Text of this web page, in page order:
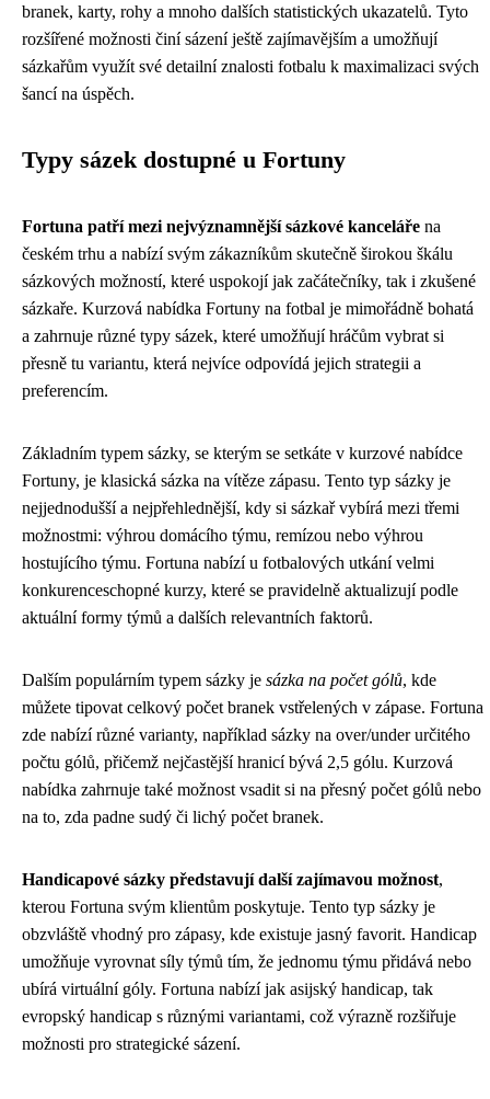
branek, karty, rohy a mnoho dalších statistických ukazatelů. Tyto
rozšířené možnosti činí sázení ještě zajímavějším a umožňují
sázkařům využít své detailní znalosti fotbalu k maximalizaci svých
šancí na úspěch.
Typy sázek dostupné u Fortuny
Fortuna patří mezi nejvýznamnější sázkové kanceláře na
českém trhu a nabízí svým zákazníkům skutečně širokou škálu
sázkových možností, které uspokojí jak začátečníky, tak i zkušené
sázkaře. Kurzová nabídka Fortuny na fotbal je mimořádně bohatá
a zahrnuje různé typy sázek, které umožňují hráčům vybrat si
přesně tu variantu, která nejvíce odpovídá jejich strategii a
preferencím.
Základním typem sázky, se kterým se setkáte v kurzové nabídce
Fortuny, je klasická sázka na vítěze zápasu. Tento typ sázky je
nejjednodušší a nejpřehlednější, kdy si sázkař vybírá mezi třemi
možnostmi: výhrou domácího týmu, remízou nebo výhrou
hostujícího týmu. Fortuna nabízí u fotbalových utkání velmi
konkurenceschopné kurzy, které se pravidelně aktualizují podle
aktuální formy týmů a dalších relevantních faktorů.
Dalším populárním typem sázky je sázka na počet gólů, kde
můžete tipovat celkový počet branek vstřelených v zápase. Fortuna
zde nabízí různé varianty, například sázky na over/under určitého
počtu gólů, přičemž nejčastější hranicí bývá 2,5 gólu. Kurzová
nabídka zahrnuje také možnost vsadit si na přesný počet gólů nebo
na to, zda padne sudý či lichý počet branek.
Handicapové sázky představují další zajímavou možnost,
kterou Fortuna svým klientům poskytuje. Tento typ sázky je
obzvláště vhodný pro zápasy, kde existuje jasný favorit. Handicap
umožňuje vyrovnat síly týmů tím, že jednomu týmu přidává nebo
ubírá virtuální góly. Fortuna nabízí jak asijský handicap, tak
evropský handicap s různými variantami, což výrazně rozšiřuje
možnosti pro strategické sázení.